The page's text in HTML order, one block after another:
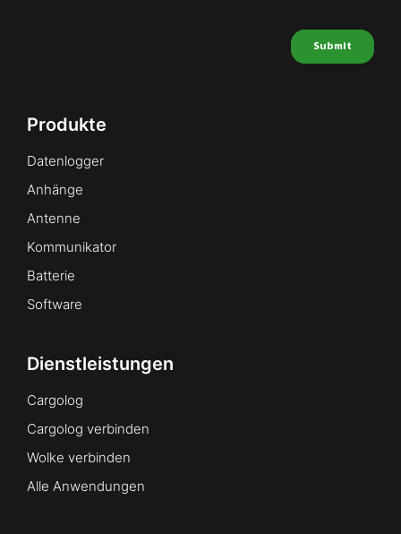
Produkte
Datenlogger
Anhänge
Antenne
Kommunikator
Batterie
Software
Dienstleistungen
Cargolog
Cargolog verbinden
Wolke verbinden
Alle Anwendungen